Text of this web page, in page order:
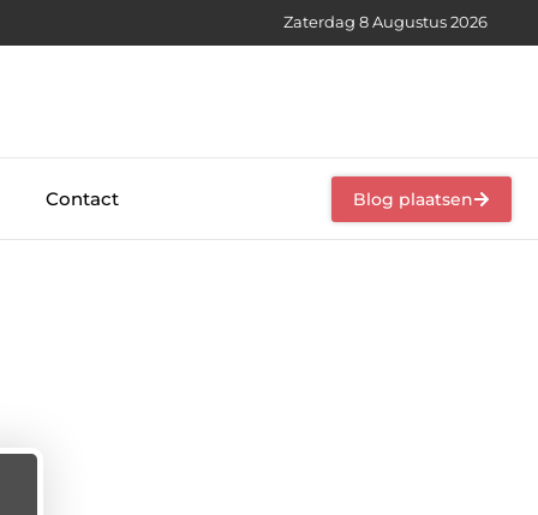
Zaterdag 8 Augustus 2026
Contact Blog plaatsen